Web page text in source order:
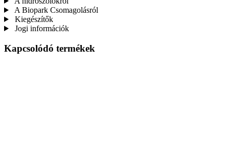
A Biopark Csomagolásról
Kiegészítők
Jogi információk
Kapcsolódó termékek